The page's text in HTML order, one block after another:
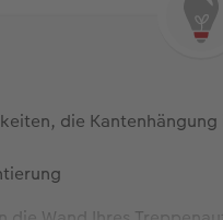
die Kantenhängung